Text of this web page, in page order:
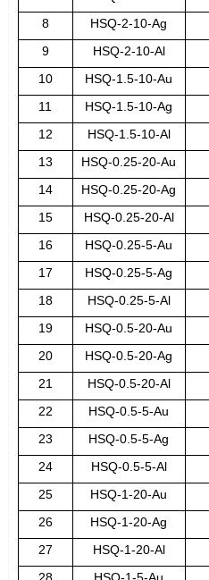
8
HSQ-2-10-Ag
9
HSQ-2-10-Al
10
HSQ-1.5-10-Au
11
HSQ-1.5-10-Ag
12
HSQ-1.5-10-Al
13
HSQ-0.25-20-Au
14
HSQ-0.25-20-Ag
15
HSQ-0.25-20-Al
16
HSQ-0.25-5-Au
17
HSQ-0.25-5-Ag
18
HSQ-0.25-5-Al
19
HSQ-0.5-20-Au
20
HSQ-0.5-20-Ag
21
HSQ-0.5-20-Al
22
HSQ-0.5-5-Au
23
HSQ-0.5-5-Ag
24
HSQ-0.5-5-Al
25
HSQ-1-20-Au
26
HSQ-1-20-Ag
27
HSQ-1-20-Al